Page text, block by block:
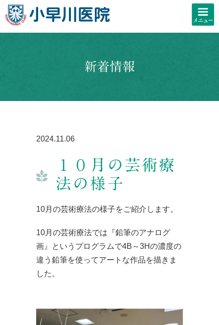
新着情報
2024.11.06
１０月の芸術療
法の様子
10月の芸術療法の様子をご紹介します。
10月の芸術療法では『鉛筆のアナログ
画』というプログラムで4B～3Hの濃度の
違う鉛筆を使ってアートな作品を描きま
した。